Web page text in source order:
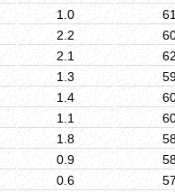
1.0
2.2
2.1
1.3
1.4
1.1
1.8
0.9
0.6